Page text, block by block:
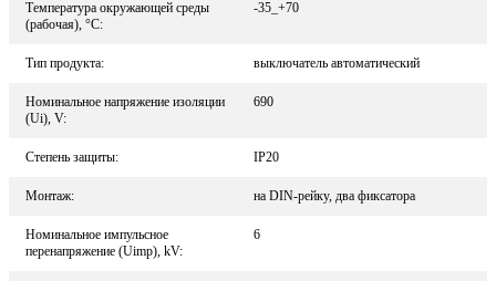
Температура окружающей среды
(рабочая), °С:
-35_+70
Тип продукта: выключатель автоматический
Номинальное напряжение изоляции
(Ui), V:
690
Степень защиты: IP20
Монтаж: на DIN-рейку, два фиксатора
Номинальное импульсное
перенапряжение (Uimp), kV:
6